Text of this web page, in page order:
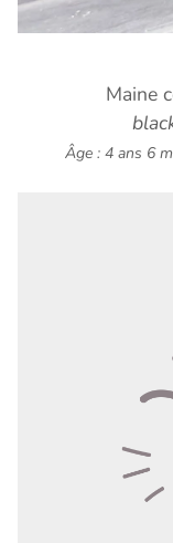
Maine
Âge : 4 ans 6